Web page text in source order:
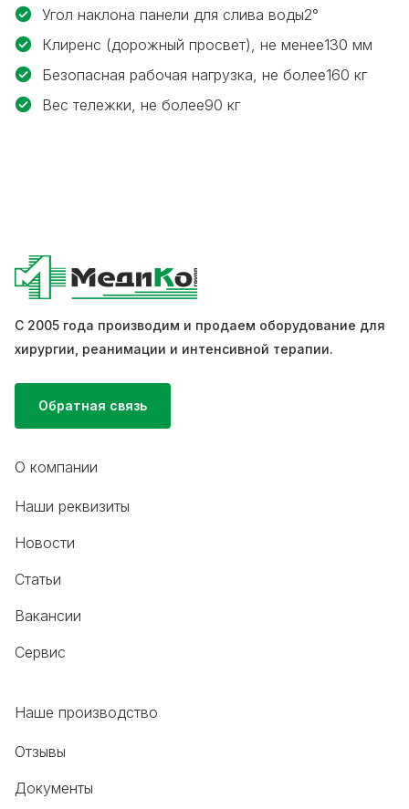
Угол наклона панели для слива воды2°
Клиренс (дорожный просвет), не менее130 мм
Безопасная рабочая нагрузка, не более160 кг
Вес тележки, не более90 кг
С 2005 года производим и продаем оборудование для
хирургии, реанимации и интенсивной терапии.
Обратная связь
О компании
Наши реквизиты
Новости
Статьи
Вакансии
Сервис
Наше производство
Отзывы
Документы